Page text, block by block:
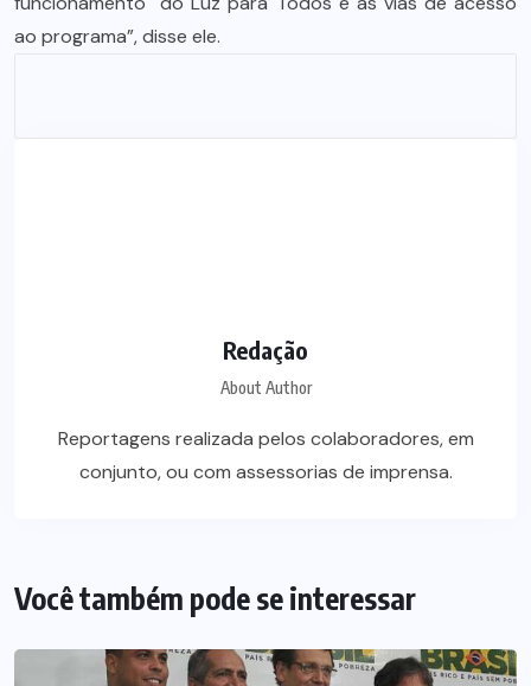
ao programa”, disse ele.
Redação
About Author
Reportagens realizada pelos colaboradores, em
conjunto, ou com assessorias de imprensa.
Você também pode se interessar